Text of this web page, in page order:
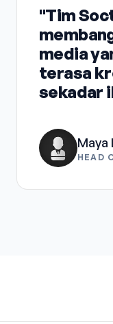
"Tim
media
terasa
sekadar
Maya
HEAD